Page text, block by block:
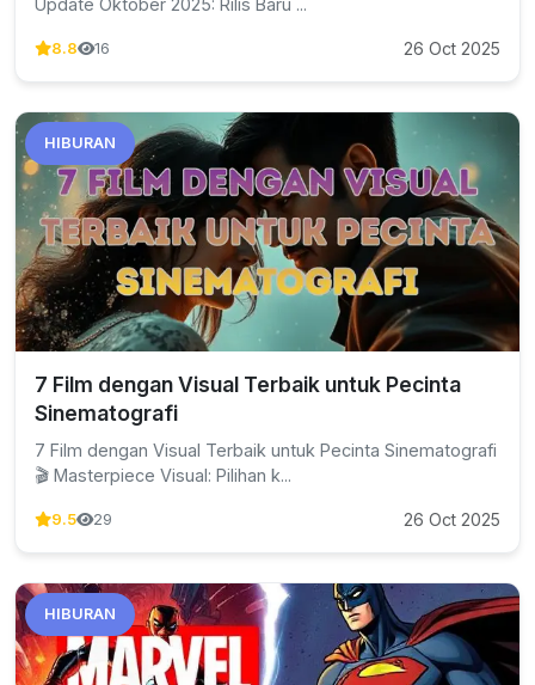
Update Oktober 2025: Rilis Baru ...
8.8 16 26 Oct 2025
HIBURAN
7 Film dengan Visual Terbaik untuk Pecinta
Sinematografi
7 Film dengan Visual Terbaik untuk Pecinta Sinematografi
🎬 Masterpiece Visual: Pilihan k...
9.5 29 26 Oct 2025
HIBURAN